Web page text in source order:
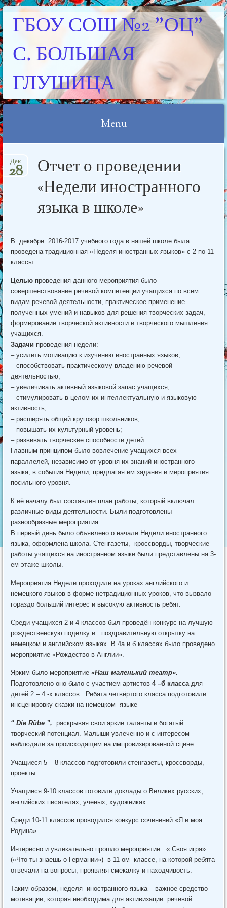
ГБОУ СОШ №2 "ОЦ"
С. БОЛЬШАЯ
ГЛУШИЦА
Menu
to
Отчет о проведении
«Недели иностранного
языка в школе»
Дек
28
В декабре 2016-2017 учебного года в нашей школе была
проведена традиционная «Неделя иностранных языков» с 2 по 11
классы.
Целью проведения данного мероприятия было
совершенствование речевой компетенции учащихся по всем
видам речевой деятельности, практическое применение
полученных умений и навыков для решения творческих задач,
формирование творческой активности и творческого мышления
учащихся.
Задачи проведения недели:
– усилить мотивацию к изучению иностранных языков;
– способствовать практическому владению речевой
деятельностью;
– увеличивать активный языковой запас учащихся;
– стимулировать в целом их интеллектуальную и языковую
активность;
– расширять общий кругозор школьников;
– повышать их культурный уровень;
– развивать творческие способности детей.
Главным принципом было вовлечение учащихся всех
параллелей, независимо от уровня их знаний иностранного
языка, в события Недели, предлагая им задания и мероприятия
посильного уровня.
К её началу был составлен план работы, который включал
различные виды деятельности. Были подготовлены
разнообразные мероприятия.
В первый день было объявлено о начале Недели иностранного
языка, оформлена школа. Стенгазеты, кроссворды, творческие
работы учащихся на иностранном языке были представлены на 3-
ем этаже школы.
Мероприятия Недели проходили на уроках английского и
немецкого языков в форме нетрадиционных уроков, что вызвало
гораздо больший интерес и высокую активность ребят.
Среди учащихся 2 и 4 классов был проведён конкурс на лучшую
рождественскую поделку и поздравительную открытку на
немецком и английском языках. В 4а и б классах было проведено
мероприятие «Рождество в Англии».
Ярким было мероприятие«Наш маленький театр».
Подготовлено оно было с участием артистов4 –б классадля
детей 2 – 4 -х классов. Ребята четвёртого класса подготовили
инсценировку сказки на немецком языке
“Die Rübe ”, раскрывая свои яркие таланты и богатый
творческий потенциал. Малыши увлеченно и с интересом
наблюдали за происходящим на импровизированной сцене
Учащиеся 5 – 8 классов подготовили стенгазеты, кроссворды,
проекты.
Учащиеся 9-10 классов готовили доклады о Великих русских,
английских писателях, ученых, художниках.
Среди 10-11 классов проводился конкурс сочинений «Я и моя
Родина».
Интересно и увлекательно прошло мероприятие « Своя игра»
(«Что ты знаешь о Германии») в 11-ом классе, на которой ребята
отвечали на вопросы, проявляя смекалку и находчивость.
Таким образом, неделя иностранного языка – важное средство
мотивации, которая необходима для активизации речевой